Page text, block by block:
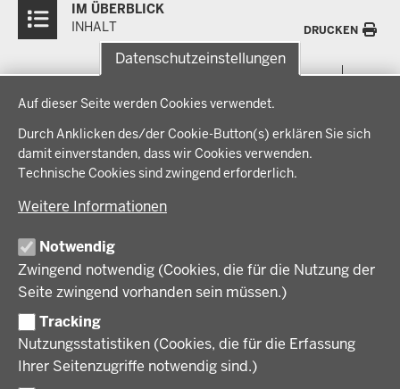
Datenschutzeinstellungen
Auf dieser Seite werden Cookies verwendet.
Durch Anklicken des/der Cookie-Button(s) erklären Sie sich
damit einverstanden, dass wir Cookies verwenden.
Technische Cookies sind zwingend erforderlich.
Weitere Informationen
Notwendig
Zwingend notwendig (Cookies, die für die Nutzung der
Seite zwingend vorhanden sein müssen.)
Tracking
Nutzungsstatistiken (Cookies, die für die Erfassung
Ihrer Seitenzugriffe notwendig sind.)
Inhalte
IM ÜBERBLICK
INHALT
DRUCKEN
der
Fußzeile
THEMEN
Bauen, Planen und Verkehr
Bildung, Schule und Sport
Regionalplanung und Regionalrat
Wirtschaft, Kultur und Kommunales
IM FOKUS
Energiewende AG
Zusammenarbeit mit den Niederlanden
BEZIRKSREGIERUNG
Regierungsbezirk Münster
Geschichte und Gegenwart
Behördenleitung
Förderlotsinnen und Förderlotsen
KARRIERE UND AUSBILDUNG
Stellenangebote
Ausbildung
Volljurist:in
VERFAHREN UND BEKANNTMACHUNGEN
Amtsblatt
PRESSE